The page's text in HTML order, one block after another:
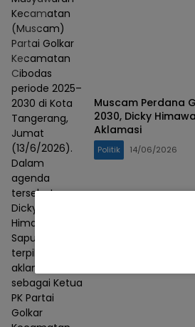
Kecamatan
(Muscam)
Partai Golkar
Kecamatan
Cibodas
periode 2025–
2030 di Kota
Tangerang,
Jumat
(13/6/2026).
Dalam
agenda
tersebut,
Dicky
Himawan
Saputra
terpilih secara
aklamasi
sebagai Ketua
PK Partai
Golkar
Muscam Perdana
2030, Dicky
Aklamasi
Politik 14/06/2026